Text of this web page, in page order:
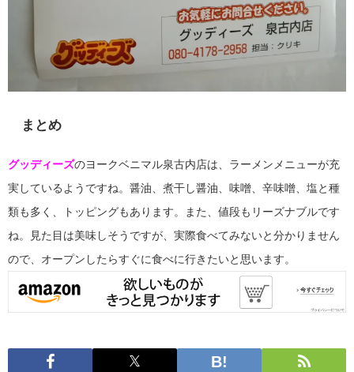
まとめ
グッディーズのヨークベニマル泉古内店は、ラーメンメニューが充
実しているようですね。醤油、煮干し醤油、味噌、辛味噌、塩と種
類も多く、トッピングもあります。また、値段もリーズナブルです
ね。見た目は美味しそうですが、実際食べてみないと分かりません
ので、オープンしたらすぐに食べに行きたいと思います。